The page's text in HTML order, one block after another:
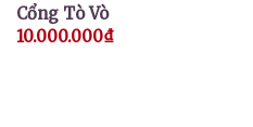
Cổng Tò Vò
10.000.000₫